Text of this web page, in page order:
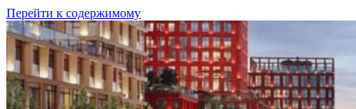
Перейти к содержимому